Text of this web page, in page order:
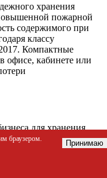
хранения
пожарной
содержимого при
классу
Компактные
офисе, кабинете или
для хранения
семейных архивов,
браузером.
Принимаю